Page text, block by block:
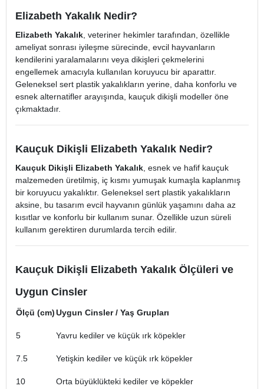
Elizabeth Yakalık Nedir?
Elizabeth Yakalık, veteriner hekimler tarafından, özellikle
ameliyat sonrası iyileşme sürecinde, evcil hayvanların
kendilerini yaralamalarını veya dikişleri çekmelerini
engellemek amacıyla kullanılan koruyucu bir aparattır.
Geleneksel sert plastik yakalıkların yerine, daha konforlu ve
esnek alternatifler arayışında, kauçuk dikişli modeller öne
çıkmaktadır.
Kauçuk Dikişli Elizabeth Yakalık Nedir?
Kauçuk Dikişli Elizabeth Yakalık, esnek ve hafif kauçuk
malzemeden üretilmiş, iç kısmı yumuşak kumaşla kaplanmış
bir koruyucu yakalıktır. Geleneksel sert plastik yakalıkların
aksine, bu tasarım evcil hayvanın günlük yaşamını daha az
kısıtlar ve konforlu bir kullanım sunar. Özellikle uzun süreli
kullanım gerektiren durumlarda tercih edilir.
Kauçuk Dikişli Elizabeth Yakalık Ölçüleri ve
Uygun Cinsler
Ölçü (cm)Uygun Cinsler / Yaş Grupları
5 Yavru kediler ve küçük ırk köpekler
7.5 Yetişkin kediler ve küçük ırk köpekler
10 Orta büyüklükteki kediler ve köpekler